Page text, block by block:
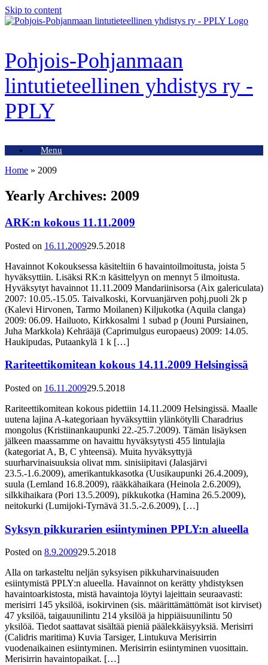
Skip to content
Pohjois-Pohjanmaan
lintutieteellinen yhdistys ry -
PPLY
Menu
Home » 2009
Yearly Archives: 2009
ARK:n kokous 11.11.2009
Posted on 16.11.200929.5.2018
Havainnot Kokouksessa käsiteltiin 6 havaintoilmoitusta, joista 5
hyväksyttiin. Lisäksi RK:n käsittelyyn on mennyt 5 ilmoitusta.
Hyväksytyt havainnot 11.11.2009 Mandariinisorsa (Aix galericulata)
2007: 10.05.-15.05. Taivalkoski, Korvuanjärven pohj.puoli 2k p
(Kalevi Hirvonen, Tarmo Moilanen) Kiljukotka (Aquila clanga)
2009: 06.09. Hailuoto, Kirkkosalmi 1 subad p (Jouni Pursiainen,
Juha Markkola) Kehrääjä (Caprimulgus europaeus) 2009: 14.05.
Haukipudas, Putaankylä 1 k […]
Rariteettikomitean kokous 14.11.2009 Helsingissä
Posted on 16.11.200929.5.2018
Rariteettikomitean kokous pidettiin 14.11.2009 Helsingissä. Maalle
uutena lajina A-kategoriaan hyväksyttiin ylänkötylli Charadrius
mongolus (Kristiinankaupunki 22.-25.7.2009). Tämän lisäyksen
jälkeen maassamme on havaittu hyväksytysti 455 lintulajia
(kategoriat A, B, C yhteensä). Muita hyväksyttyjä
suurharvinaisuuksia olivat mm. sinisiipitavi (Jalasjärvi
23.5.-1.6.2009), amerikantukkasotka (Uusikaupunki 26.4.2009),
suula (Lemland 16.8.2009), rääkkähaikara (Heinola 2.6.2009),
silkkihaikara (Pori 13.5.2009), pikkukotka (Hamina 26.5.2009),
neitokurki (Lumijoki-Tyrnävä 31.5.-2.6.2009), […]
Syksyn pikkurarien esiintyminen PPLY:n alueella
Posted on 8.9.200929.5.2018
Alla on tarkasteltu neljän syksyisen pikkuharvinaisuuden
esiintymistä PPLY:n alueella. Havainnot on kerätty yhdistyksen
havaintoarkistosta, mistä havaintoja löytyi lajeittain seuraavasti:
merisirri 145 yksilöä, isokirvinen (sis. määrittämättömät isot kirviset)
47 yksilöä, taigauunilintu 214 yksilöä ja hippiäisuunilintu 50
yksilöä. Tiedot saattavat sisältää pieniä päälekkäisyyksiä. Merisirri
(Calidris maritima) Kuvia Tarsiger, Lintukuva Merisirrin
vuodenaikainen esiintyminen. Merisirrin esiintyminen vuosittain.
Merisirrin havaintopaikat. […]